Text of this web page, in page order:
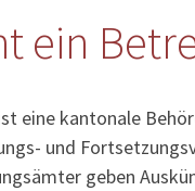
ein
eine kantonale
und
geben